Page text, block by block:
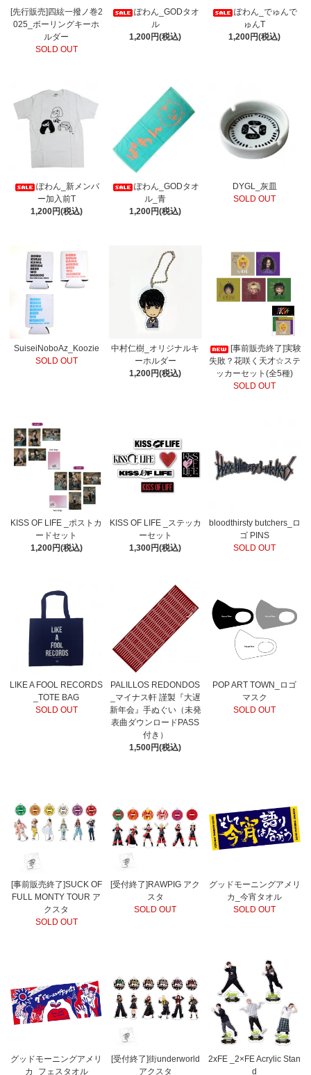
[先行販売]四絃一撥ノ巻2
025_ボーリングキーホ
ルダー
SOLD OUT
ぽわん_GODタオ
ル
1,200円(税込)
ぽわん_でゅんで
ゅんT
1,200円(税込)
ぽわん_新メンバ
ー加入前T
1,200円(税込)
ぽわん_GODタオ
ル_青
1,200円(税込)
DYGL_灰皿
SOLD OUT
SuiseiNoboAz_Koozie
SOLD OUT
中村仁樹_オリジナルキ
ーホルダー
1,200円(税込)
[事前販売終了]実験
失敗？花咲く天才☆ステ
ッカーセット(全5種)
SOLD OUT
KISS OF LIFE _ポストカ
ードセット
1,200円(税込)
KISS OF LIFE _ステッカ
ーセット
1,300円(税込)
bloodthirsty butchers_ロ
ゴ PINS
SOLD OUT
LIKE A FOOL RECORDS
_TOTE BAG
SOLD OUT
PALILLOS REDONDOS
_マイナス軒 謹製『大遅
新年会』手ぬぐい（未発
表曲ダウンロードPASS
付き）
1,500円(税込)
POP ART TOWN_ロゴ
マスク
SOLD OUT
[事前販売終了]SUCK OF
FULL MONTY TOUR ア
クスタ
SOLD OUT
[受付終了]RAWPIG アク
スタ
SOLD OUT
グッドモーニングアメリ
カ_今宵タオル
SOLD OUT
グッドモーニングアメリ
カ_フェスタオル
[受付終了]街underworld
アクスタ
2xFE _2×FE Acrylic Stan
d